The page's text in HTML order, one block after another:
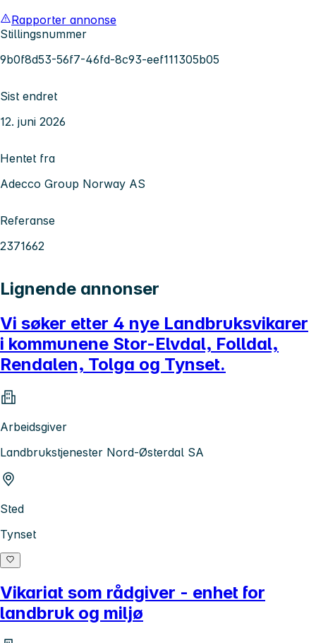
Rapporter annonse
Stillingsnummer
9b0f8d53-56f7-46fd-8c93-eef111305b05
Sist endret
12. juni 2026
Hentet fra
Adecco Group Norway AS
Referanse
2371662
Lignende annonser
Vi søker etter 4 nye Landbruksvikarer
i kommunene Stor-Elvdal, Folldal,
Rendalen, Tolga og Tynset.
Arbeidsgiver
Landbrukstjenester Nord-Østerdal SA
Sted
Tynset
Vikariat som rådgiver - enhet for
landbruk og miljø